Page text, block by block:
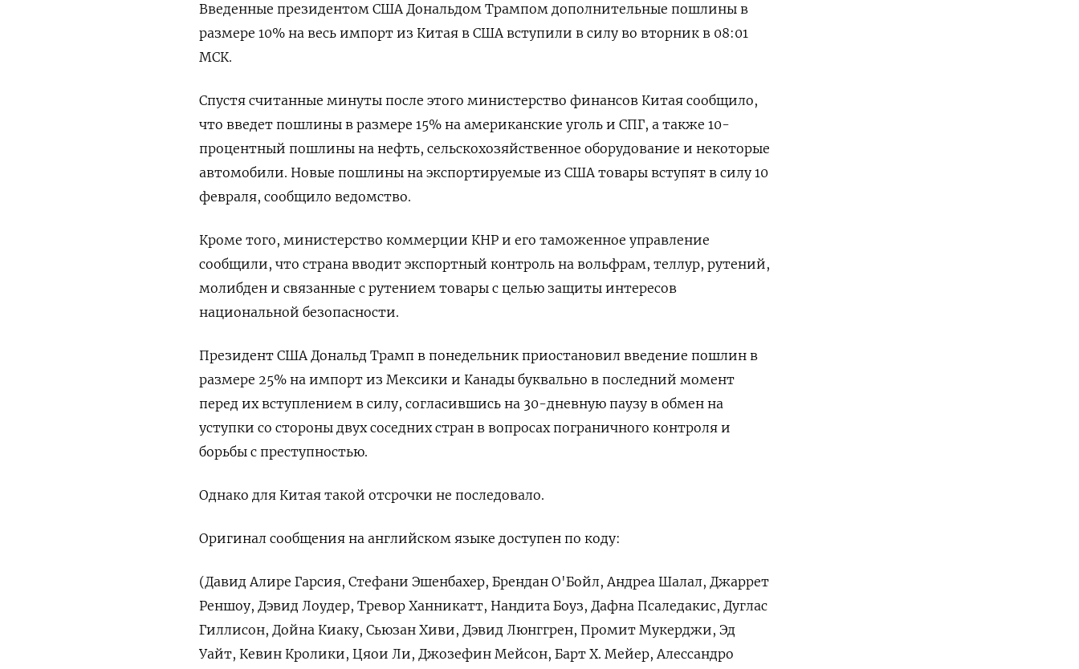
Введенные президентом США Дональдом Трампом дополнительные пошлины в
размере 10% на весь импорт из Китая в США вступили в силу во вторник в 08:01
МСК.
Спустя считанные минуты после этого министерство финансов Китая сообщило,
что введет пошлины в размере 15% на американские уголь и СПГ, а также 10-
процентный пошлины на нефть, сельскохозяйственное оборудование и некоторые
автомобили. Новые пошлины на экспортируемые из США товары вступят в силу 10
февраля, сообщило ведомство.
Кроме того, министерство коммерции КНР и его таможенное управление
сообщили, что страна вводит экспортный контроль на вольфрам, теллур, рутений,
молибден и связанные с рутением товары с целью защиты интересов
национальной безопасности.
Президент США Дональд Трамп в понедельник приостановил введение пошлин в
размере 25% на импорт из Мексики и Канады буквально в последний момент
перед их вступлением в силу, согласившись на 30-дневную паузу в обмен на
уступки со стороны двух соседних стран в вопросах пограничного контроля и
борьбы с преступностью.
Однако для Китая такой отсрочки не последовало.
Оригинал сообщения на английском языке доступен по коду:
(Давид Алире Гарсия, Стефани Эшенбахер, Брендан О'Бойл, Андреа Шалал, Джаррет
Реншоу, Дэвид Лоудер, Тревор Ханникатт, Нандита Боуз, Дафна Псаледакис, Дуглас
Гиллисон, Дойна Киаку, Сьюзан Хиви, Дэвид Люнггрен, Промит Мукерджи, Эд
Уайт, Кевин Кролики, Цяои Ли, Джозефин Мейсон, Барт Х. Мейер, Алессандро